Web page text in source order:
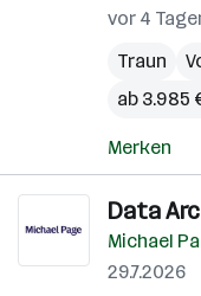
vor 4
Traun
ab 3.985
Merken
Data
Michael
29.7.2026